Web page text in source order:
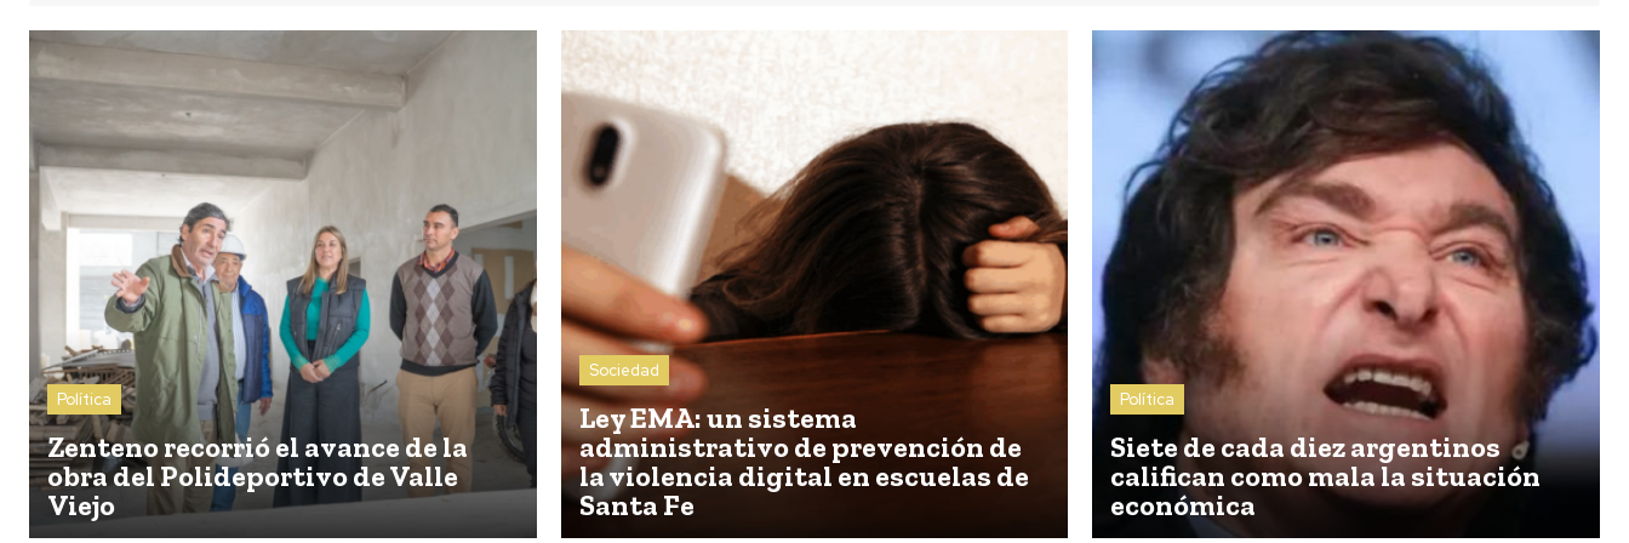
Política
Zenteno recorrió el avance de la
obra del Polideportivo de Valle
Viejo
Sociedad
Ley EMA: un sistema
administrativo de prevención de
la violencia digital en escuelas de
Santa Fe
Política
Siete de cada diez argentinos
califican como mala la situación
económica